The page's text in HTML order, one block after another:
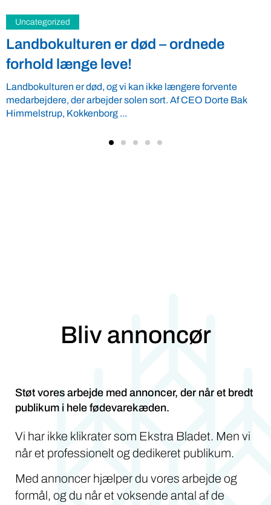
Fødevarer
VBF kommer stærkt styrket ud fra
generalforsamling
Enstemmige beslutninger, stærk opbakning og tre nye
bestyrelsesmedlemmer med forskellige profiler. Det giver
VBF et solidt afsæt for det videre ...
Bliv annoncør
Støt vores arbejde med annoncer, der når et bredt
publikum i hele fødevarekæden.
Vi har ikke klikrater som Ekstra Bladet. Men vi
når et professionelt og dedikeret publikum.
Med annoncer hjælper du vores arbejde og
formål, og du når et voksende antal af de